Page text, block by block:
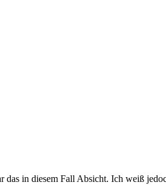
in diesem Fall Absicht. Ich weiß